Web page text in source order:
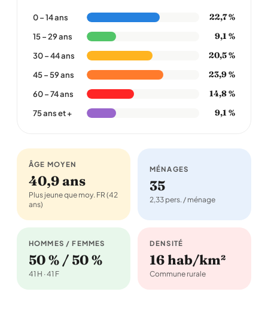
0 – 14 ans 22,7 %
15 – 29 ans 9,1 %
30 – 44 ans 20,5 %
45 – 59 ans 23,9 %
60 – 74 ans 14,8 %
75 ans et + 9,1 %
ÂGE MOYEN
40,9 ans
Plus jeune que moy. FR (42
ans)
MÉNAGES
35
2,33 pers. / ménage
HOMMES / FEMMES
50 % / 50 %
41 H · 41 F
DENSITÉ
16 hab/km²
Commune rurale